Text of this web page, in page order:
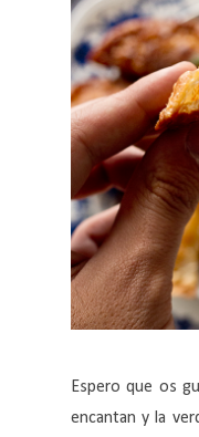
Espero que os
encantan y la